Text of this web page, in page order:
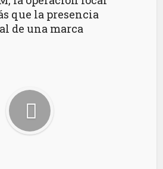
que la presencia
de una marca